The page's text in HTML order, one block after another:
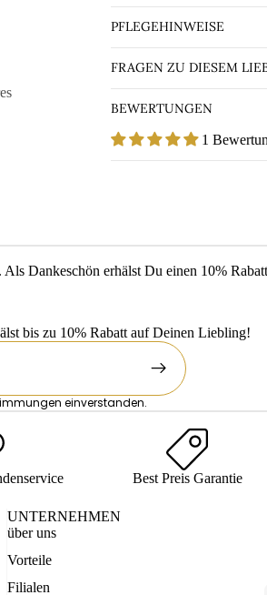
PFLEGEHINWEISE
FRAGEN ZU DIESEM
BEWERTUNGEN
1
Dankeschön erhälst Du einen 10%
bis zu 10% Rabatt auf Deinen Liebling!
einverstanden.
Best Preis Garantie
UNTERNEHMEN
über uns
Vorteile
Filialen